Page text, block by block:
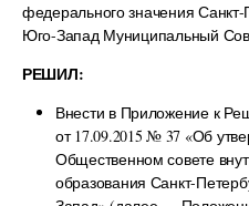
федерального значения
Юго-Запад Муниципальный
РЕШИЛ:
Внести в Приложение к
от 17.09.2015 № 37 «Об
Общественном совете
образования Санкт-